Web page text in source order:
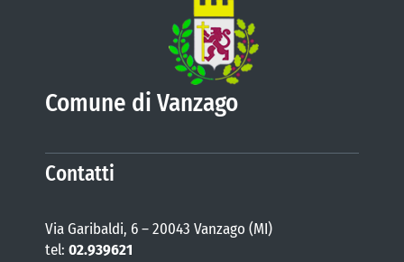
Comune di Vanzago
Contatti
Via Garibaldi, 6 – 20043 Vanzago (MI)
tel: 02.939621